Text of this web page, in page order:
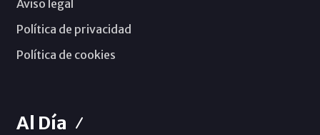
Aviso legal
Política de privacidad
Política de cookies
Al Día